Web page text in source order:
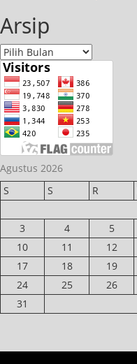
Arsip
Agustus 2026
S
S R
3
4 5
10
11 12
17
18 19
24
25 26
31